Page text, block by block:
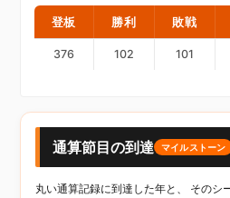
登板 勝利 敗戦
376 102 101
通算節目の到達 マイルストーン
丸い通算記録に到達した年と、 そのシ